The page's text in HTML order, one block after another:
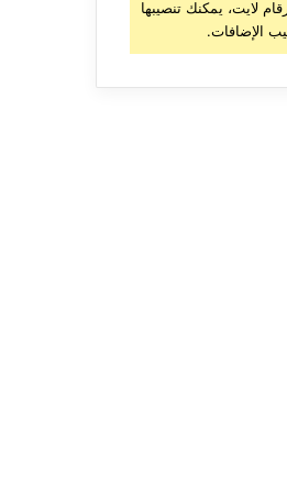
لايت، يمكنك تنصيبها
الإضافات.